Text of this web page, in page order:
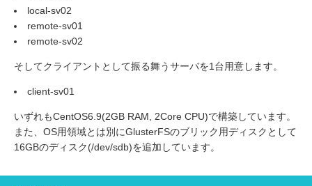
local-sv02
remote-sv01
remote-sv02
そしてクライアントとして振る舞うサーバを1台用意します。
client-sv01
いずれもCentOS6.9(2GB RAM, 2Core CPU)で構築しています。
また、OS用領域とは別にGlusterFSのブリック用ディスクとして
16GBのディスク(/dev/sdb)を追加しています。